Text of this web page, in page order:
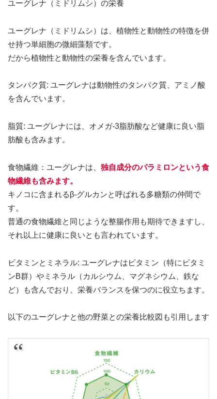
ユーグレナ（ミドリムシ）の栄養
ユーグレナ（ミドリムシ）は、植物性と動物性の特徴を併
せ持つ単細胞の微細藻類です。
だから植物性と動物性の栄養を含んでいます。
タンパク質: ユーグレナは動物性のタンパク質、アミノ酸
を含んでいます。
脂質: ユーグレナには、オメガ-3脂肪酸など健康に良い脂
肪酸も含みます。
食物繊維：ユーグレナは、 独自成分のパラミロンという食
物繊維も含みます。
キノコに含まれるβ-グルカンと呼ばれる多糖類の仲間で
す。
普通の食物繊維と同じような整腸作用も期待できますし、
それ以上に健康に良いとも言われています。
ビタミンとミネラル: ユーグレナはビタミン（特にビタミ
ンB群）やミネラル（カルシウム、マグネシウム、鉄な
ど）も含んでおり、栄養バランスを保つのに役立ちます。
以下のユーグレナと他の野菜との栄養比較図も引用します